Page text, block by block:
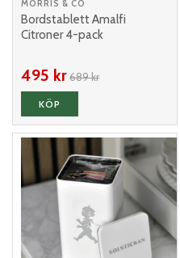
MORRIS & CO
Bordstablett Amalfi
Citroner 4-pack
495 kr689 kr
KÖP